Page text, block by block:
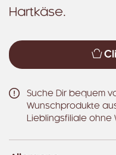
Hartkäse.
Suche Dir bequem
Wunschprodukte
Lieblingsfiliale ohne